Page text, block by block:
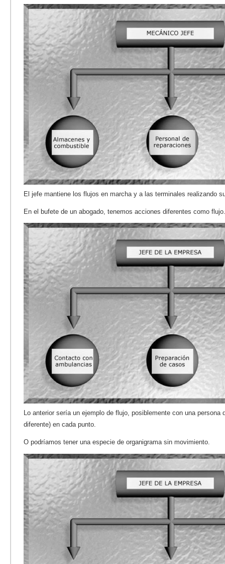
El jefe mantiene los flujos en marcha y a las terminales realizando
En el bufete de un abogado, tenemos acciones diferentes como flujo.
Lo anterior sería un ejemplo de flujo, posiblemente con una persona
diferente) en cada punto.
O podríamos tener una especie de organigrama sin movimiento.